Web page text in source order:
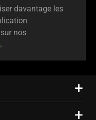
davantage les
nos
.